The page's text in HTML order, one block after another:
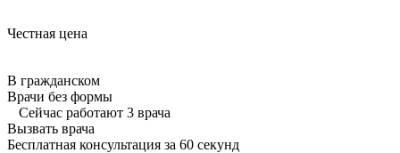
Честная цена
В гражданском
Врачи без формы
Сейчас работают 3 врача
Вызвать врача
Бесплатная консультация за 60 секунд